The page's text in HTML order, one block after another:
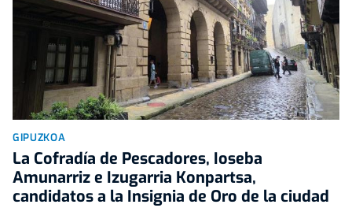
GIPUZKOA
La Cofradía de Pescadores, Ioseba
Amunarriz e Izugarria Konpartsa,
candidatos a la Insignia de Oro de la ciudad